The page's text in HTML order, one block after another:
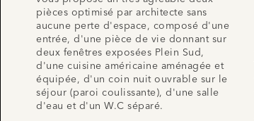
pièces optimisé par architecte sans
aucune perte d'espace, composé d'une
entrée, d'une pièce de vie donnant sur
deux fenêtres exposées Plein Sud,
d'une cuisine américaine aménagée et
équipée, d'un coin nuit ouvrable sur le
séjour (paroi coulissante), d'une salle
d'eau et d'un W.C séparé.